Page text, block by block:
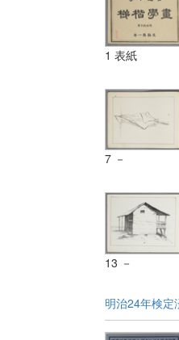
1 表紙
7 －
13 －
明治24年検定